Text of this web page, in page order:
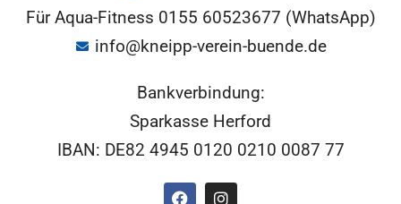
Für Aqua-Fitness 0155 60523677 (WhatsApp)
info@kneipp-verein-buende.de
Bankverbindung:
Sparkasse Herford
IBAN: DE82 4945 0120 0210 0087 77